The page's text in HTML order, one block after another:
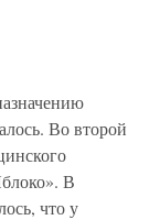
Во второй
В
что у